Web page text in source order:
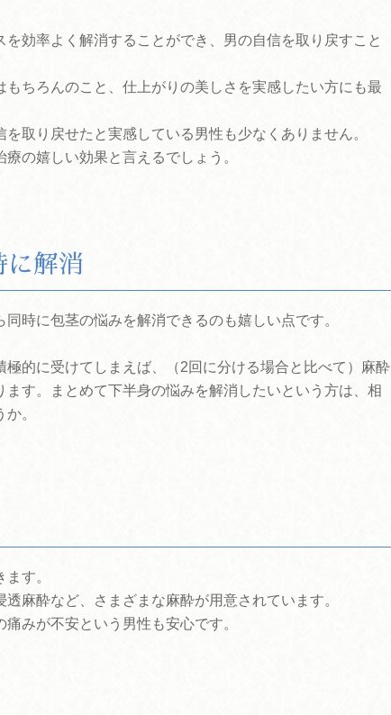
効率よく解消することができ、男の自信を取り戻すこと
ちろんのこと、仕上がりの美しさを実感したい方にも最
取り戻せたと実感している男性も少なくありません。
の嬉しい効果と言えるでしょう。
に解消
時に包茎の悩みを解消できるのも嬉しい点です。
的に受けてしまえば、（2回に分ける場合と比べて）麻酔
す。まとめて下半身の悩みを解消したいという方は、相
。
す。
麻酔など、さまざまな麻酔が用意されています。
みが不安という男性も安心です。